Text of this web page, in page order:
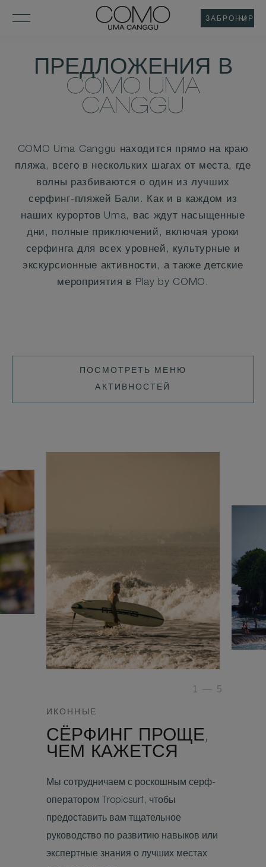
ПРЕДЛОЖЕНИЯ В
COMO UMA
CANGGU
COMO Uma Canggu находится прямо на краю
пляжа, всего в нескольких шагах от места, где
волны разбиваются о один из лучших
серфинг-пляжей Бали. Как и в каждом из
наших курортов Uma, вас ждут насыщенные
дни, полные приключений, включая уроки
серфинга для всех уровней, культурные и
экскурсионные активности, а также детские
мероприятия в Play by COMO.
ПОСМОТРЕТЬ
МЕНЮ
АКТИВНОСТЕЙ
ПОСМОТРЕТЬ МЕНЮ
АКТИВНОСТЕЙ
ИКОННЫЕ
СЁРФИНГ ПРОЩЕ,
ЧЕМ КАЖЕТСЯ
Мы сотрудничаем с роскошным серф-
оператором Tropicsurf, чтобы
предоставить вам тщательное
руководство по развитию навыков или
экспертные знания о лучших местах
1 — 5